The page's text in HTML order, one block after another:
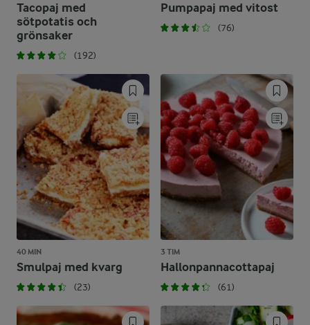
Tacopaj med
sötpotatis och
grönsaker
(192)
Pumpapaj med vitost
(76)
40 MIN
Smulpaj med kvarg
(23)
3 TIM
Hallonpannacottapaj
(61)